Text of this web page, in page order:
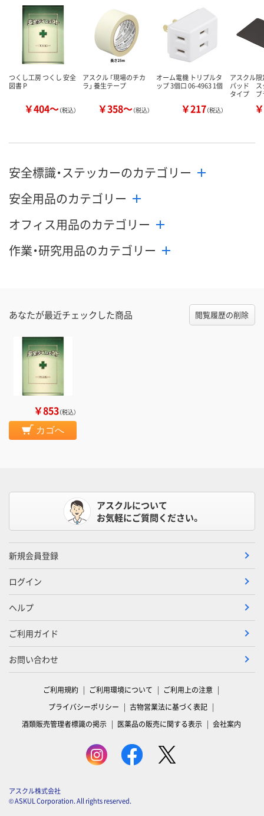
つくし工房 つくし 安全
図書 P
￥404～（税込）
アスクル 「現場のチカ
ラ」 養生テープ
￥358～（税込）
オーム電機 トリプルタ
ップ 3個口 06-4963 1個
￥217（税込）
アスクル
パッド ス
タイプ ブ
安全標識・ステッカーのカテゴリー
安全用品のカテゴリー
オフィス用品のカテゴリー
作業・研究用品のカテゴリー
あなたが最近チェックした商品 閲覧履歴の削除
￥853（税込）
カゴへ
アスクルについて
お気軽にご質問ください。
新規会員登録
ログイン
ヘルプ
ご利用ガイド
お問い合わせ
ご利用規約 ご利用環境について
ご利用上の注意
プライバシーポリシー
古物営業法に基づく表記
酒類販売管理者標識の掲示
医薬品の販売に関する表示 会社案内
アスクル株式会社
© ASKUL Corporation. All rights reserved.